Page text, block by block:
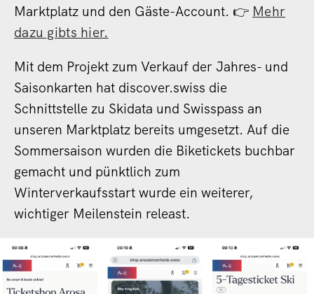
Marktplatz und den Gäste-Account. 👉 Mehr
dazu gibts hier.
Mit dem Projekt zum Verkauf der Jahres- und
Saisonkarten hat discover.swiss die
Schnittstelle zu Skidata und Swisspass an
unseren Marktplatz bereits umgesetzt. Auf die
Sommersaison wurden die Biketickets buchbar
gemacht und pünktlich zum
Winterverkaufsstart wurde ein weiterer,
wichtiger Meilenstein releast.